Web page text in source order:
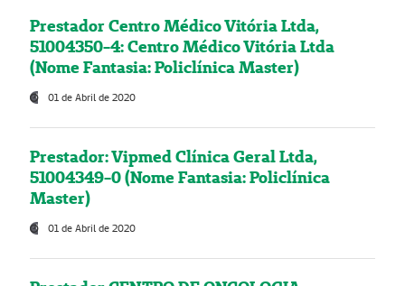
Prestador Centro Médico Vitória Ltda,
51004350-4: Centro Médico Vitória Ltda
(Nome Fantasia: Policlínica Master)
01 de Abril de 2020
Prestador: Vipmed Clínica Geral Ltda,
51004349-0 (Nome Fantasia: Policlínica
Master)
01 de Abril de 2020